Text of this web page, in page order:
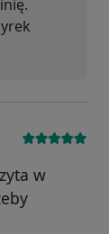
w